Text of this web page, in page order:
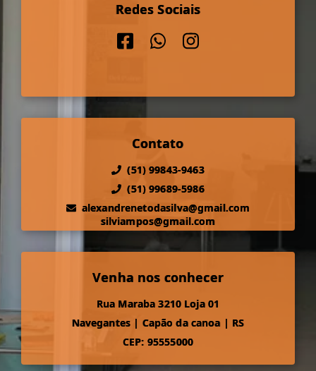
Redes Sociais
Contato
(51) 99843-9463
(51) 99689-5986
alexandrenetodasilva@gmail.com
silviampos@gmail.com
Venha nos conhecer
Rua Maraba 3210 Loja 01
Navegantes | Capão da canoa | RS
CEP: 95555000